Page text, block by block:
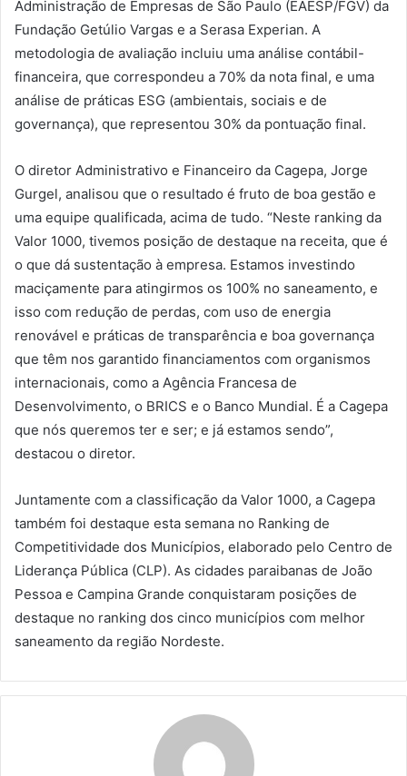
Administração de Empresas de São Paulo (EAESP/FGV) da
Fundação Getúlio Vargas e a Serasa Experian. A
metodologia de avaliação incluiu uma análise contábil-
financeira, que correspondeu a 70% da nota final, e uma
análise de práticas ESG (ambientais, sociais e de
governança), que representou 30% da pontuação final.
O diretor Administrativo e Financeiro da Cagepa, Jorge
Gurgel, analisou que o resultado é fruto de boa gestão e
uma equipe qualificada, acima de tudo. “Neste ranking da
Valor 1000, tivemos posição de destaque na receita, que é
o que dá sustentação à empresa. Estamos investindo
maciçamente para atingirmos os 100% no saneamento, e
isso com redução de perdas, com uso de energia
renovável e práticas de transparência e boa governança
que têm nos garantido financiamentos com organismos
internacionais, como a Agência Francesa de
Desenvolvimento, o BRICS e o Banco Mundial. É a Cagepa
que nós queremos ter e ser; e já estamos sendo”,
destacou o diretor.
Juntamente com a classificação da Valor 1000, a Cagepa
também foi destaque esta semana no Ranking de
Competitividade dos Municípios, elaborado pelo Centro de
Liderança Pública (CLP). As cidades paraibanas de João
Pessoa e Campina Grande conquistaram posições de
destaque no ranking dos cinco municípios com melhor
saneamento da região Nordeste.